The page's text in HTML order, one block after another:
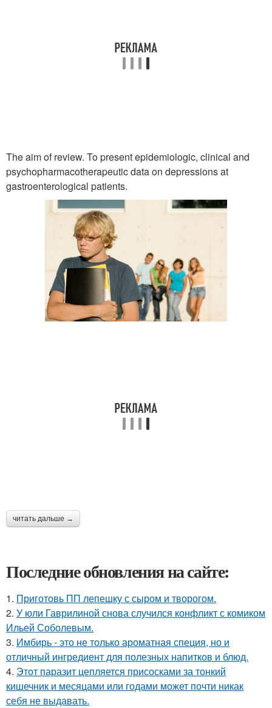
The aim of review. To present epidemiologic, clinical and
psychopharmacotherapeutic data on depressions at
gastroenterological patients.
читать дальше →
Последние обновления на сайте:
1. Приготовь ПП лепешку с сыром и творогом.
2. У юли Гаврилиной снова случился конфликт с комиком
Ильей Соболевым.
3. Имбирь - это не только ароматная специя, но и
отличный ингредиент для полезных напитков и блюд.
4. Этот паразит цепляется присосками за тонкий
кишечник и месяцами или годами может почти никак
себя не выдавать.